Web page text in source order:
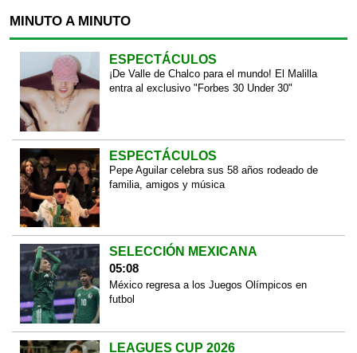
MINUTO A MINUTO
ESPECTÁCULOS
¡De Valle de Chalco para el mundo! El Malilla
entra al exclusivo "Forbes 30 Under 30"
ESPECTÁCULOS
Pepe Aguilar celebra sus 58 años rodeado de
familia, amigos y música
SELECCIÓN MEXICANA
05:08
México regresa a los Juegos Olímpicos en
futbol
LEAGUES CUP 2026